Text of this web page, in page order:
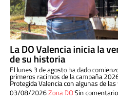
La DO Valencia inicia la
de su historia
El lunes 3 de agosto ha dado
primeros racimos de la campaña
Protegida Valencia con algunas de
03/08/2026Zona DOSin